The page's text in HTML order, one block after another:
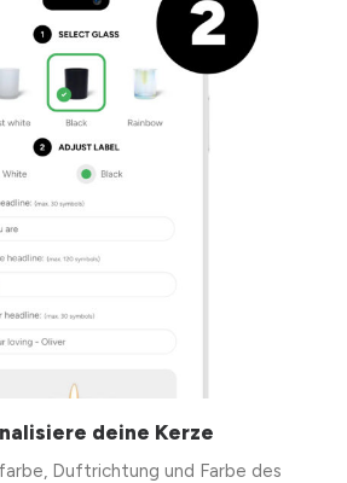
deine Kerze
Duftrichtung und Farbe des